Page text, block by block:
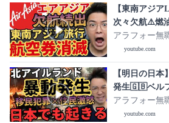
【東南アジ
次々欠航⚠️燃
【旅行コスト
アラフォー無
youtube.com
【明日の日
発生🇬🇧ベル
けに社会不安
アラフォー無
youtube.com